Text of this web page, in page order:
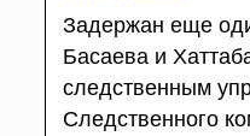
Задержан еще
Басаева и
следственным
Следственного